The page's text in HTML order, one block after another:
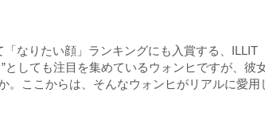
なりたい顔」ランキングにも入賞する、ILLIT
としても注目を集めているウォンヒですが、
。ここからは、そんなウォンヒがリアルに愛用